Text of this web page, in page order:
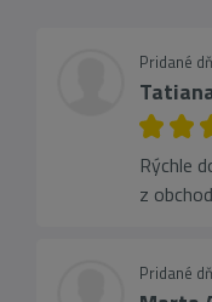
Pridané
Rýchle
z
Pridané